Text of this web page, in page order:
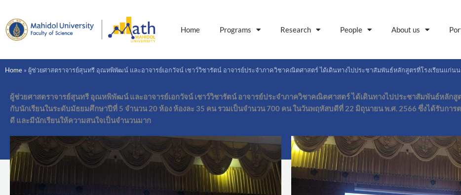
content
Home Programs Research People About us
Home » ผู้ช่วยศาสตราจารย์สุนทรี อุณหพิพัฒน์ และอาจารย์เอกวัจน์ เชาว์วิชารัตน์ อาจารย์ประจำภาควิชาคณิตศาสตร์ ได้เดินทางไปประชาสัมพันธ์หลักสูตรที่โรงเรียนแก่น
ผู้ช่วยศาสตราจารย์สุนทรี อุณหพิพัฒน์ และอาจารย์เอกวัจน์ เชาว์วิชารัตน์ อาจารย์ประจำภาควิชาคณิตศาสตร์ ได้เดินทางไปประชาสัมพันธ์หลักสู
กับนักเรียนในระดับมัธยมศึกษาปีที่ 5 จำนวน 20 ห้อง ห้องละ 35 คน รวมเป็นจำนวน 700 คน ในวันพฤหัสบดีที่ 22 มิถุนายน พ.ศ. 2566 ซึ่งได้รับการ
ดี และมีนักเรียนให้ความสนใจเป็นจำนวนมาก